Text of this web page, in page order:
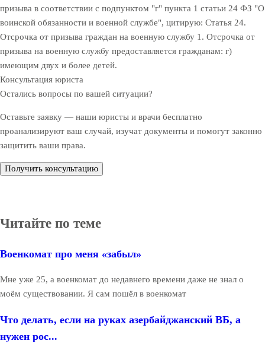
призыва в соответствии с подпунктом "г" пункта 1 статьи 24 ФЗ "О
воинской обязанности и военной службе", цитирую: Статья 24.
Отсрочка от призыва граждан на военную службу 1. Отсрочка от
призыва на военную службу предоставляется гражданам: г)
имеющим двух и более детей.
Консультация юриста
Остались вопросы по вашей ситуации?
Оставьте заявку — наши юристы и врачи бесплатно
проанализируют ваш случай, изучат документы и помогут законно
защитить ваши права.
Получить консультацию
Читайте по теме
Военкомат про меня «забыл»
Мне уже 25, а военкомат до недавнего времени даже не знал о
моём существовании. Я сам пошёл в военкомат
Что делать, если на руках азербайджанский ВБ, а
нужен рос...